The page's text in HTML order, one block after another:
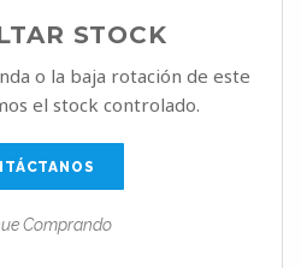
STOCK
o la baja rotación de este
el stock controlado.
Comprando